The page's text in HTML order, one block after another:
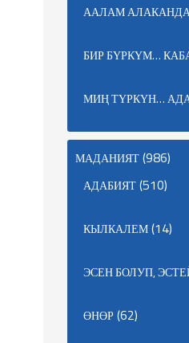
ААЛАМ
БИР БҮРКҮМ…
МИҢ ТҮРКҮН…
МАДАНИЯТ(986)
АДАБИЯТ(510)
КЫЛКАЛЕМ(14)
ЭСЕН БОЛУП,
ӨНӨР(62)